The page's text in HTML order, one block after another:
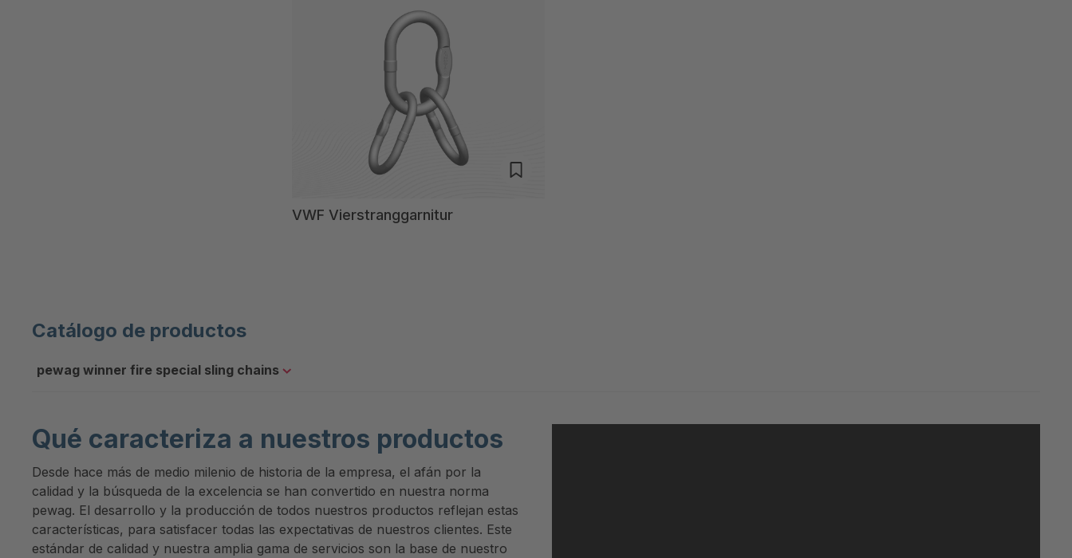
VWF Vierstranggarnitur
Catálogo de productos
pewag winner fire special sling chains
Qué caracteriza a nuestros productos
Desde hace más de medio milenio de historia de la empresa, el afán por la
calidad y la búsqueda de la excelencia se han convertido en nuestra norma
pewag. El desarrollo y la producción de todos nuestros productos reflejan estas
características, para satisfacer todas las expectativas de nuestros clientes. Este
estándar de calidad y nuestra amplia gama de servicios son la base de nuestro